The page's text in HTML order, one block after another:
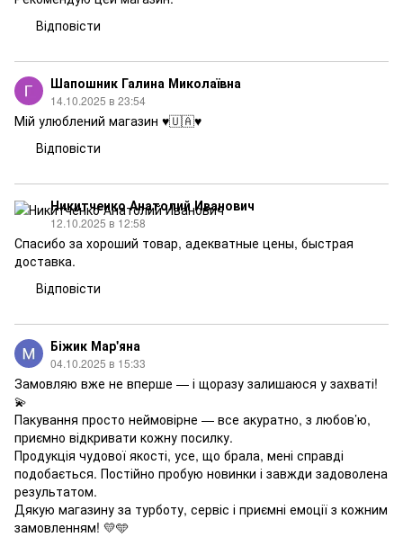
Відповісти
Шапошник Галина Миколаївна
14.10.2025 в 23:54
Мій улюблений магазин ♥️🇺🇦♥️
Відповісти
Никитченко Анатолий Иванович
12.10.2025 в 12:58
Спасибо за хороший товар, адекватные цены, быстрая
доставка.
Відповісти
Біжик Мар'яна
04.10.2025 в 15:33
Замовляю вже не вперше — і щоразу залишаюся у захваті!
💫
Пакування просто неймовірне — все акуратно, з любов’ю,
приємно відкривати кожну посилку.
Продукція чудової якості, усе, що брала, мені справді
подобається. Постійно пробую новинки і завжди задоволена
результатом.
Дякую магазину за турботу, сервіс і приємні емоції з кожним
замовленням! 💛🩵